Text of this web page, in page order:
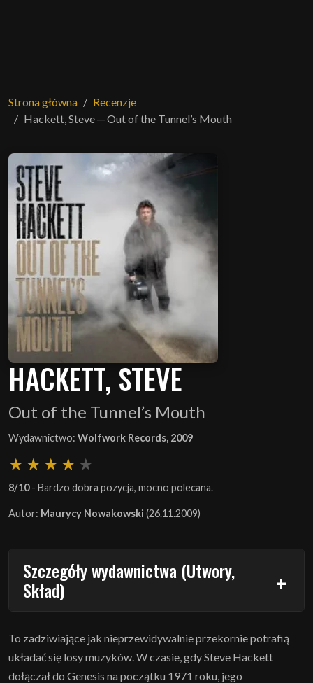
Strona główna
Recenzje
Hackett, Steve ─ Out of the Tunnel’s Mouth
HACKETT, STEVE
Out of the Tunnel’s Mouth
Wydawnictwo: Wolfwork Records, 2009
8/10- Bardzo dobra pozycja, mocno polecana.
Autor: Maurycy Nowakowski (26.11.2009)
Szczegóły wydawnictwa (Utwory,
Skład)
To zadziwiające jak nieprzewidywalnie przekornie potrafią
układać się losy muzyków. W czasie, gdy Steve Hackett
dołączał do Genesis na początku 1971 roku, jego